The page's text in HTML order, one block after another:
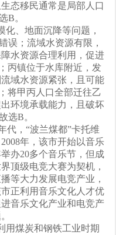
态移民通常是局部人口
B。
、地面沉降等问题，
误；流域水资源有限，
水资源合理利用，促进
丙镇位于水库附近，发
域水资源紧张，且可能
将甲丙人口全部迁往乙
环境承载能力，且破坏
选B。
代，“波兰煤都”卡托维
年，该市开始以音乐
办20多个音乐节，但成
顶级电竞大赛为契机，
等大力发展电竞产业，
正利用音乐文化人才优
音乐文化产业和电竞产
用煤炭和钢铁工业时期